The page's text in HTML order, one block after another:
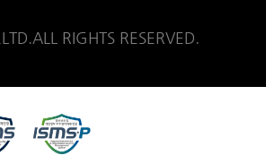
RIGHTS RESERVED.